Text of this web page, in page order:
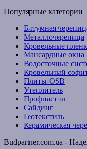
Популярные категории
Битумная
Металлочерепица
Кровельные
Мансардные окна
Водосточные
Кровельный
Плиты-OSB
Утеплитель
Профнастил
Сайдинг
Геотекстиль
Керамическая
Budpartner.com.ua -